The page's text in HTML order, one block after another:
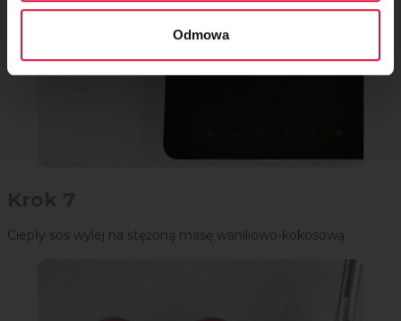
Odmowa
Ciepły sos wylej na stężoną masę waniliowo-kokosową.